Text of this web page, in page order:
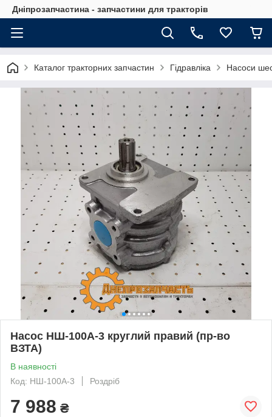
Дніпрозапчастина - запчастини для тракторів
Каталог тракторних запчастин Гідравліка Насоси
Насос НШ-100А-3 круглий правий (пр-во
ВЗТА)
В наявності
Код: НШ-100А-3
Роздріб
7 988 ₴